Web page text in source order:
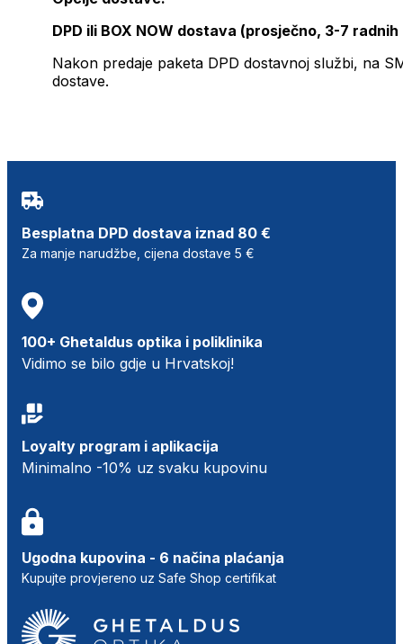
DPD ili BOX NOW dostava (prosječno, 3-7 radnih
Nakon predaje paketa DPD dostavnoj službi, na
dostave.
Besplatna DPD dostava iznad 80 €
Za manje narudžbe, cijena dostave 5 €
100+ Ghetaldus optika i poliklinika
Vidimo se bilo gdje u Hrvatskoj!
Loyalty program i aplikacija
Minimalno -10% uz svaku kupovinu
Ugodna kupovina - 6 načina plaćanja
Kupujte provjereno uz Safe Shop certifikat